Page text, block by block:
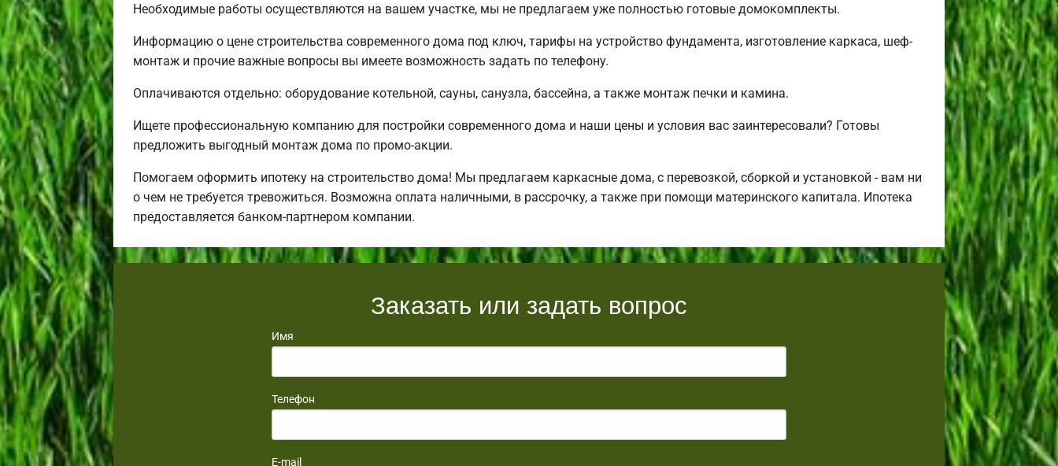
Необходимые работы осуществляются на вашем участке, мы не предлагаем уже полностью готовые домокомплекты.
Информацию о цене строительства современного дома под ключ, тарифы на устройство фундамента, изготовление каркаса, шеф-
монтаж и прочие важные вопросы вы имеете возможность задать по телефону.
Оплачиваются отдельно: оборудование котельной, сауны, санузла, бассейна, а также монтаж печки и камина.
Ищете профессиональную компанию для постройки современного дома и наши цены и условия вас заинтересовали? Готовы
предложить выгодный монтаж дома по промо-акции.
Помогаем оформить ипотеку на строительство дома! Мы предлагаем каркасные дома, с перевозкой, сборкой и установкой - вам ни
о чем не требуется тревожиться. Возможна оплата наличными, в рассрочку, а также при помощи материнского капитала. Ипотека
предоставляется банком-партнером компании.
Заказать или задать вопрос
Имя
Телефон
E-mail